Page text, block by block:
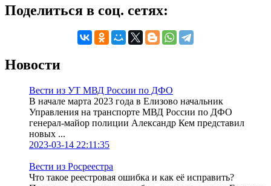
Поделиться в соц. сетях:
Новости
Вести из УТ МВД России по ДФО
В начале марта 2023 года в Елизово начальник
Управления на транспорте МВД России по ДФО
генерал-майор полиции Александр Кем представил
новых ...
2023-03-14 22:11:35
Вести из Росреестра
Что такое реестровая ошибка и как её исправить?